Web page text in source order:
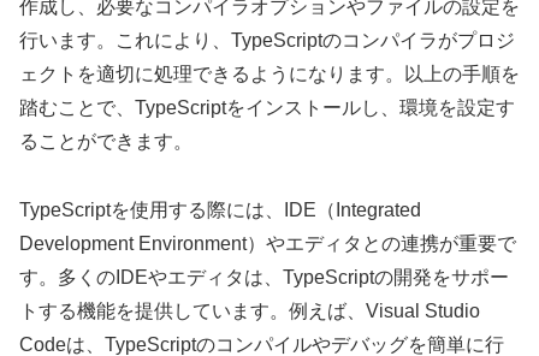
作成し、必要なコンパイラオプションやファイルの設定を
行います。これにより、TypeScriptのコンパイラがプロジ
ェクトを適切に処理できるようになります。以上の手順を
踏むことで、TypeScriptをインストールし、環境を設定す
ることができます。
TypeScriptを使用する際には、IDE（Integrated
Development Environment）やエディタとの連携が重要で
す。多くのIDEやエディタは、TypeScriptの開発をサポー
トする機能を提供しています。例えば、Visual Studio
Codeは、TypeScriptのコンパイルやデバッグを簡単に行